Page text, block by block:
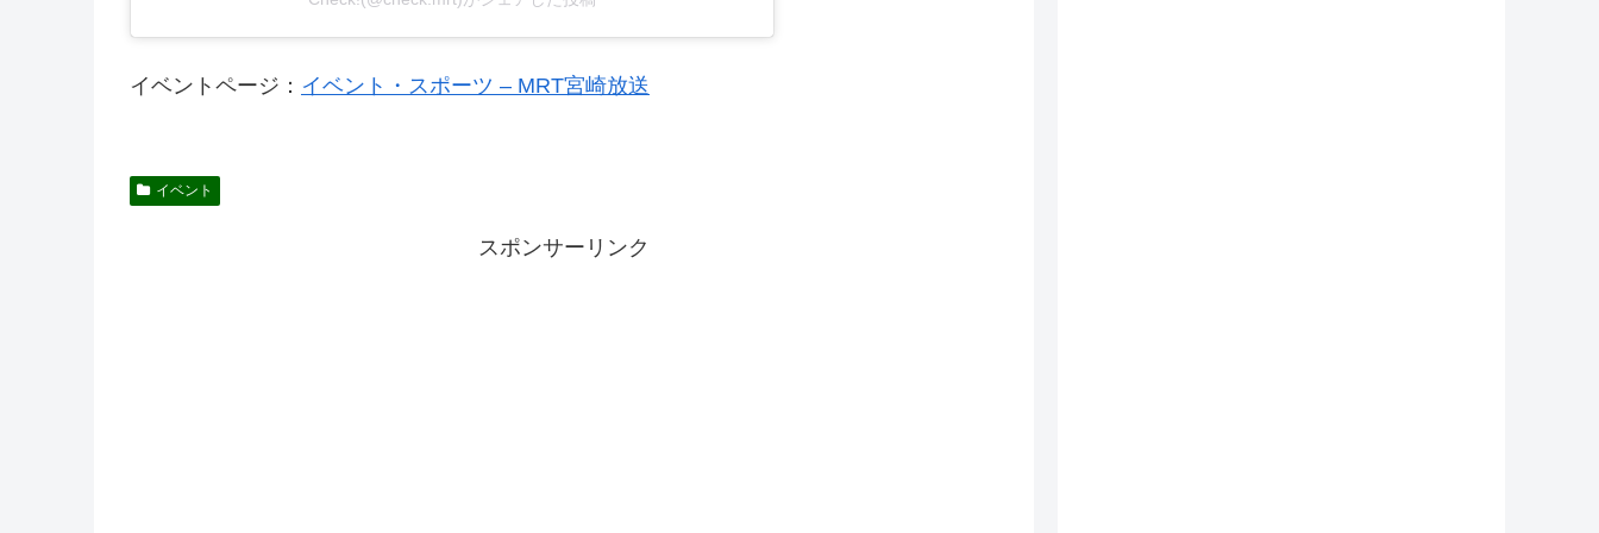
イベントページ： イベント・スポーツ – MRT宮崎放送
イベント
スポンサーリンク